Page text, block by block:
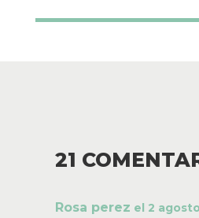
21
Rosa perez el 2